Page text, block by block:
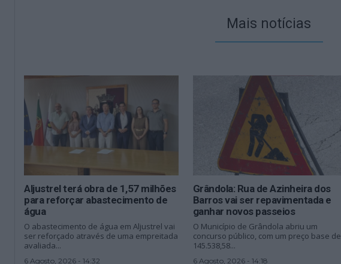
Mais notícias
Aljustrel terá obra de 1,57 milhões
para reforçar abastecimento de
água
O abastecimento de água em Aljustrel vai
ser reforçado através de uma empreitada
avaliada...
6 Agosto, 2026 - 14:32
Grândola: Rua de Azinheira dos
Barros vai ser repavimentada e
ganhar novos passeios
O Município de Grândola abriu um
concurso público, com um preço base de
145.538,58...
6 Agosto, 2026 - 14:18